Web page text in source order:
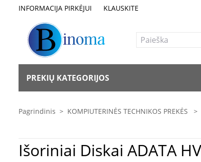
INFORMACIJA PIRKĖJUI KLAUSKITE
PREKIŲ KATEGORIJOS
Pagrindinis > KOMPIUTERINĖS TECHNIKOS PREKĖS >
Išoriniai Diskai